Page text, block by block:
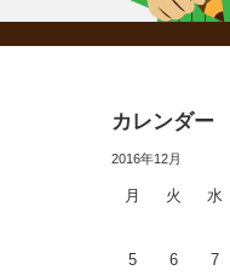
カレンダー
2016年12月
月 火 水
5
6 7